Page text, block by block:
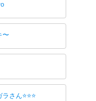
〜
さん⭐⭐⭐